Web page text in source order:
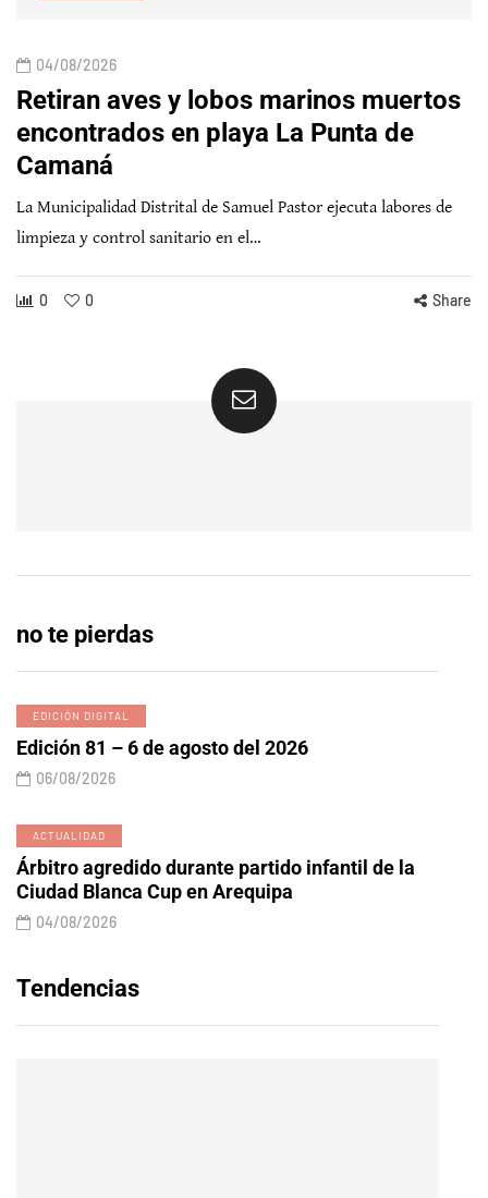
04/08/2026
Retiran aves y lobos marinos muertos
encontrados en playa La Punta de
Camaná
La Municipalidad Distrital de Samuel Pastor ejecuta labores de
limpieza y control sanitario en el…
0 0 Share
no te pierdas
EDICIÓN DIGITAL
Edición 81 – 6 de agosto del 2026
06/08/2026
ACTUALIDAD
Árbitro agredido durante partido infantil de la
Ciudad Blanca Cup en Arequipa
04/08/2026
Tendencias